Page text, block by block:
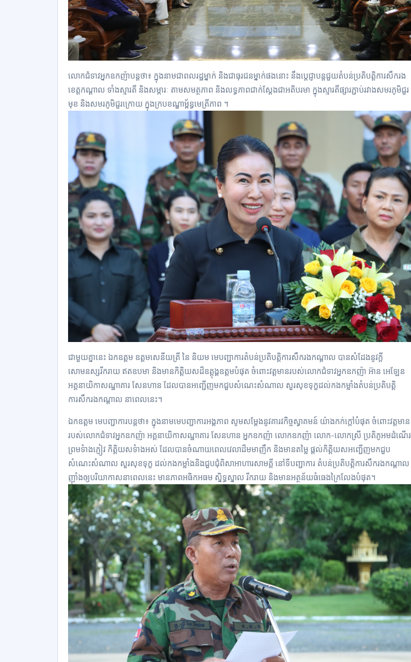
លោកជំទាវអ្នកឧកញ៉ាបន្តថា៖ ក្នុងនាមជាពលរដ្ឋម្នាក់ និងជាធុរជនម្នាក់ផងនោះ នឹងប្ដេជ្ញាបន្តជួយតំបន់ប្រតិបត្តិការសឹករង
ខេត្តកណ្ដាល ទាំងស្មារតី និងសម្ភារៈ តាមសមត្ថភាព និងលទ្ធភាពជាក់ស្ដែងជាអតិបរមា ក្នុងស្មារតីផ្សារភ្ជាប់រវាងសមរភូមិជួរ
មុខ និងសមរភូមិជួរក្រោយ ក្នុងក្របខណ្ឌាម្ព័ន្ធមេត្រីភាព ។
ជាមួយគ្នានេះ ឯកឧត្តម ឧត្តមសេនីយត្រី នៃ និយម មេបញ្ជាការតំបន់ប្រតិបត្តិការសឹករងកណ្ដាល បានសំដែងនូវក្តី
សោមនស្សរីករាយ ឥតឧបមា និងមានកិត្តិយសដ៏ឧត្តុង្គឧត្តមបំផុត ចំពោះវត្តមានរបស់លោកជំទាវអ្នកឧកញ៉ា អ៊ាន អេឡែន
អគ្គនាយិកាសណ្ឋាគារ សែនហាន ដែលបានអញ្ជើញមកជួបសំណេះសំណាល សួរសុខទុក្ខដល់កងកម្លាំងតំបន់ប្រតិបត្តិ
ការសឹករងកណ្តាល នាពេលនេះ។
ឯកឧត្តម មេបញ្ជាការបន្តថា៖ ក្នុងនាមមេបញ្ជាការអង្គភាព សូមសម្តែងនូវគារវកិច្ចស្វាគមន៍ យ៉ាងកក់ក្តៅបំផុត ចំពោះវត្តមាន
របស់លោកជំទាវអ្នកឧកញ៉ា អគ្គនាយិកាសណ្ឋាគារ សែនហាន អ្នកឧកញ៉ា លោកឧកញ៉ា លោក-លោកស្រី ប្រតិភូអមដំណើរ
ព្រមទំាងភ្ញៀវ កិត្តិយសទំាងអស់ ដែលបានចំណាយពេលវេលាដ៏មមាញឹក និងមានតម្លៃ ផ្តល់កិត្តិយសអញ្ជើញមកជួប
សំណេះសំណាល សួរសុខទុក្ខ ដល់កងកម្លាំងនិងជួបជុំពិសាអាហារសាមគ្គី នៅទីបញ្ជាការ តំបន់ប្រតិបត្តិការសឹករងកណ្តាល
ញ៉ាំងឲ្យបរិយាកាសនាពេលនេះ មានភាពអធិកអធម ស្និទ្ធស្នាល រីករាយ និងមានអត្ថន័យធំធេងក្រៃលែងបំផុត។